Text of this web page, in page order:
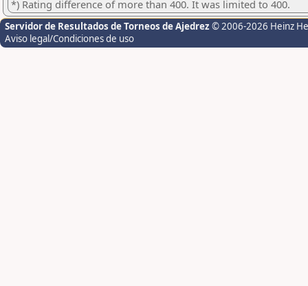
*) Rating difference of more than 400. It was limited to 400.
Servidor de Resultados de Torneos de Ajedrez © 2006-2026 Heinz
Aviso legal/Condiciones de uso